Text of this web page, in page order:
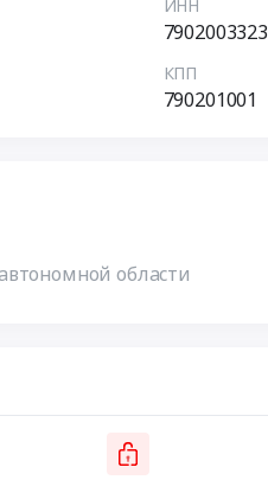
ИНН
7902003323
КПП
790201001
области